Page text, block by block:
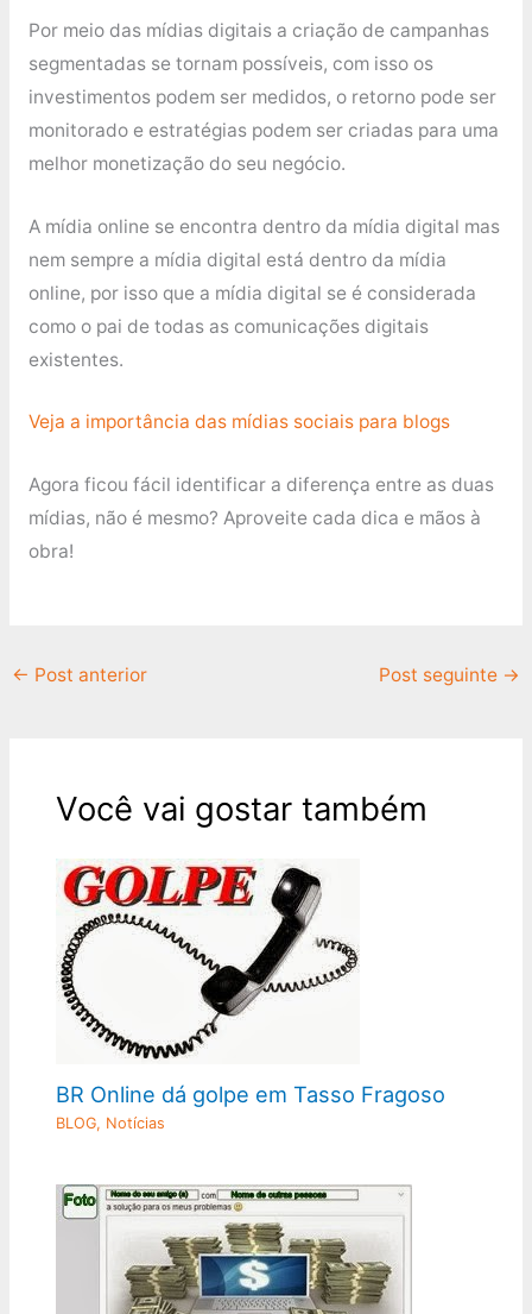
Por meio das mídias digitais a criação de campanhas
segmentadas se tornam possíveis, com isso os
investimentos podem ser medidos, o retorno pode ser
monitorado e estratégias podem ser criadas para uma
melhor monetização do seu negócio.
A mídia online se encontra dentro da mídia digital mas
nem sempre a mídia digital está dentro da mídia
online, por isso que a mídia digital se é considerada
como o pai de todas as comunicações digitais
existentes.
Veja a importância das mídias sociais para blogs
Agora ficou fácil identificar a diferença entre as duas
mídias, não é mesmo? Aproveite cada dica e mãos à
obra!
← Post anterior Post seguinte →
Você vai gostar também
BR Online dá golpe em Tasso Fragoso
BLOG, Notícias